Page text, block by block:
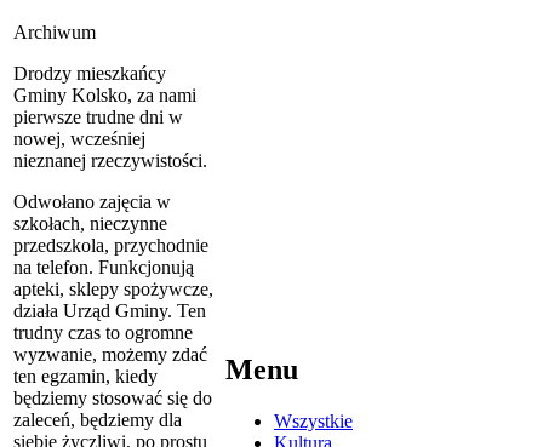
Archiwum
Drodzy mieszkańcy
Gminy Kolsko, za nami
pierwsze trudne dni w
nowej, wcześniej
nieznanej rzeczywistości.
Odwołano zajęcia w
szkołach, nieczynne
przedszkola, przychodnie
na telefon. Funkcjonują
apteki, sklepy spożywcze,
działa Urząd Gminy. Ten
trudny czas to ogromne
wyzwanie, możemy zdać
ten egzamin, kiedy
będziemy stosować się do
zaleceń, będziemy dla
siebie życzliwi, po prostu
Menu
Wszystkie
Kultura